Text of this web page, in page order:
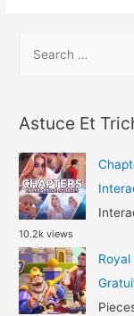
Pool
Argent
et
Pieces
Gratuit
h
f
o
r
:
Astuce Et
10.2k views